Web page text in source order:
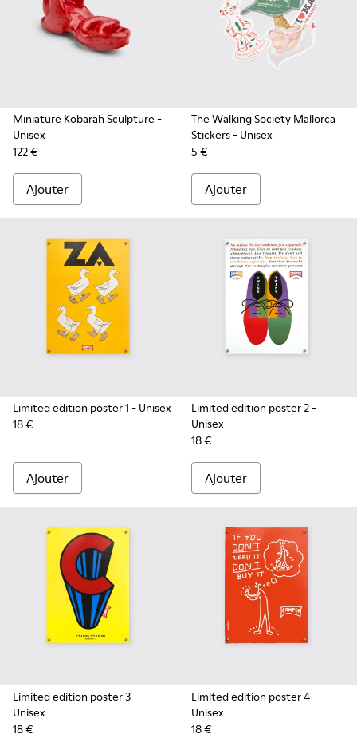
Miniature Kobarah Sculpture -
Unisex
122 €
Ajouter
The Walking Society Mallorca
Stickers- Unisex
5 €
Ajouter
Limited edition poster 1 - Unisex
18 €
Ajouter
Limited edition poster 2-
Unisex
18 €
Ajouter
Limited edition poster 3-
Unisex
18 €
Limited edition poster 4-
Unisex
18 €